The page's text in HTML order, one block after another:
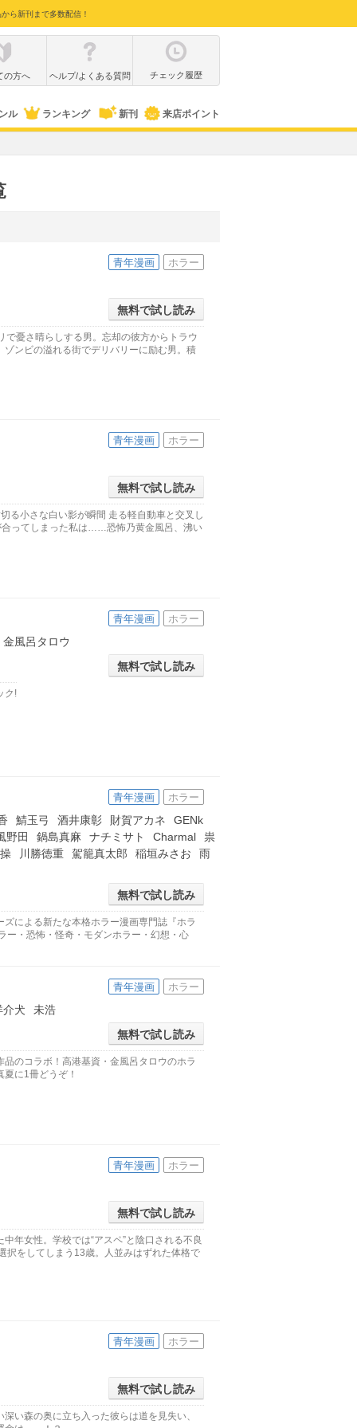
ら新刊まで多数配信！
の方へ ヘルプ/よくある質問 チェック履歴
ル ランキング 新刊 来店ポイント
青年漫画 ホラー
無料で試し読み
憂さ晴らしする男。忘却の彼方からトラウ
ンビの溢れる街でデリバリーに励む男。積
青年漫画 ホラー
無料で試し読み
る小さな白い影が瞬間 走る軽自動車と交叉し
合ってしまった私は……恐怖乃黄金風呂、沸い
青年漫画 ホラー
金風呂タロウ
無料で試し読み
ク!
青年漫画 ホラー
鯖玉弓 酒井康彰 財賀アカネ
GENk
野田 鍋島真麻 ナチミサト Charmal
祟
川勝徳重 駕籠真太郎 稲垣みさお
雨
無料で試し読み
による新たな本格ホラー漫画専門誌『ホラ
ー・恐怖・怪奇・モダンホラー・幻想・心
青年漫画 ホラー
介犬
未浩
無料で試し読み
のコラボ！高港基資・金風呂タロウのホラ
に1冊どうぞ！
青年漫画 ホラー
無料で試し読み
年女性。学校では“アスペ”と陰口される不良
択をしてしまう13歳。人並みはずれた体格で
青年漫画 ホラー
無料で試し読み
い森の奥に立ち入った彼らは道を見失い、